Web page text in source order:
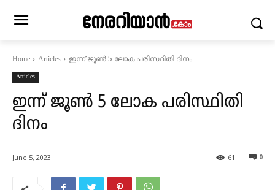
Home Articles ഇന്ന് ജൂൺ 5 ലോക പരിസ്ഥിതി ദിനം
Articles
ഇന്ന് ജൂൺ 5 ലോക പരിസ്ഥിതി
ദിനം
June 5, 2023 0
61